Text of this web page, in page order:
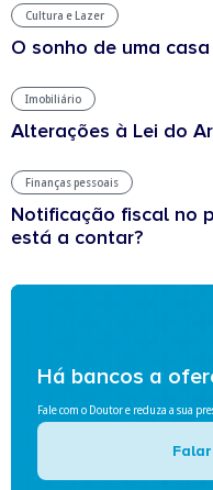
Cultura e Lazer
O sonho de uma
Imobiliário
Alterações à Lei do
Finanças pessoais
Notificação fiscal no
está a contar?
Há bancos a
Fale com o Doutor e reduza a sua